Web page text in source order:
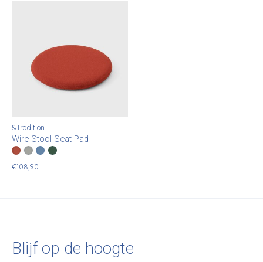
&Tradition
Wire Stool Seat Pad
Color: * — Hallingdal 600
Hallingdal 600
Hallingdal 126
Hallingdal 723
Hallingdal 944
€108,90
Blijf op de hoogte